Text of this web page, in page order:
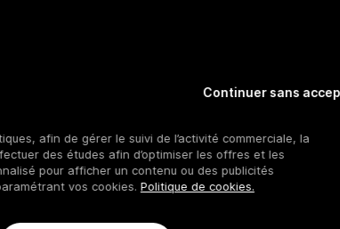
Continuer sans
afin de gérer le suivi de l’activité commerciale, la
des études afin d’optimiser les offres et les
pour afficher un contenu ou des publicités
vos cookies. Politique de cookies.